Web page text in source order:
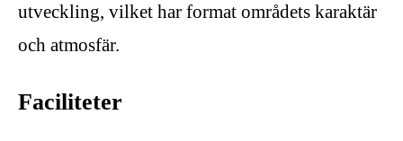
utveckling, vilket har format områdets karaktär
och atmosfär.
Faciliteter